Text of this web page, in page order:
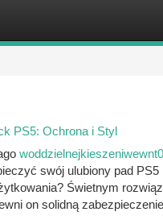
PS5: Ochrona i Styl
swój ulubiony pad PS5
Świetnym
on solidną